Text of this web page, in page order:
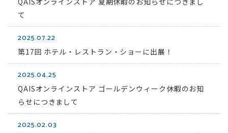
て
2025.07.22
第17回 ホテル・レストラン・ショーに出展！
2025.04.25
QAISオンラインストア ゴールデンウィーク休暇のお知
らせにつきまして
2025.02.03